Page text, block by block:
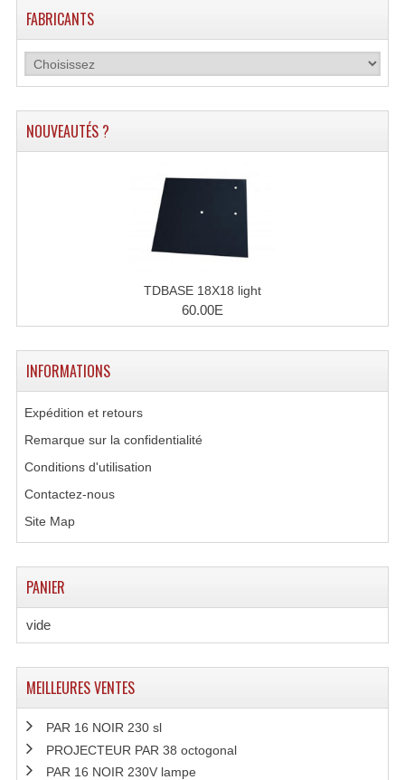
FABRICANTS
NOUVEAUTÉS ?
TDBASE 18X18 light
60.00E
INFORMATIONS
Expédition et retours
Remarque sur la confidentialité
Conditions d'utilisation
Contactez-nous
Site Map
PANIER
vide
MEILLEURES VENTES
PAR 16 NOIR 230 sl
PROJECTEUR PAR 38 octogonal
PAR 16 NOIR 230V lampe